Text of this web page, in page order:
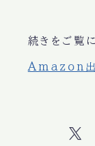
続きをご覧
Amazon出